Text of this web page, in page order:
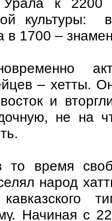
культуры:
в 1700 –
– хетты.
и
не на
то время
народ
Начиная с